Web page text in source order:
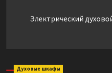
Электрический
Духовые шкафы